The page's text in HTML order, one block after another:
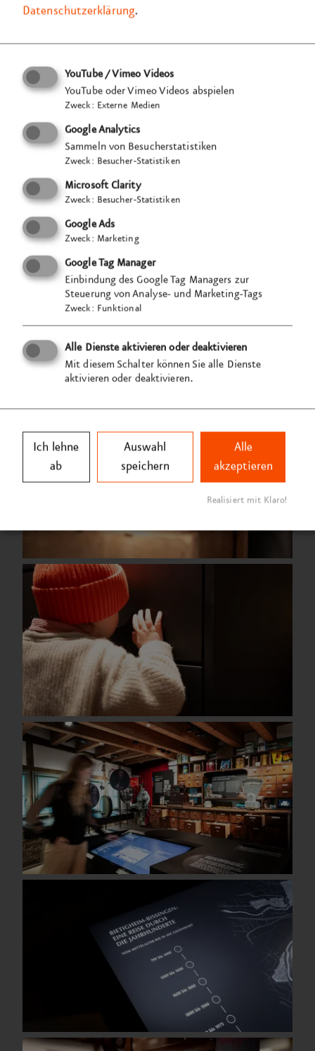
Datenschutzerklärung.
YouTube / Vimeo Videos
YouTube oder Vimeo Videos abspielen
Zweck: Externe Medien
Google Analytics
Sammeln von Besucherstatistiken
Zweck: Besucher-Statistiken
Microsoft Clarity
Zweck: Besucher-Statistiken
Google Ads
Zweck: Marketing
Google Tag Manager
Einbindung des Google Tag Managers zur
Steuerung von Analyse- und Marketing-Tags
Zweck: Funktional
Alle Dienste aktivieren oder deaktivieren
Mit diesem Schalter können Sie alle Dienste
aktivieren oder deaktivieren.
Ich lehne
ab
Auswahl
speichern
Alle
akzeptieren
Realisiert mit Klaro!